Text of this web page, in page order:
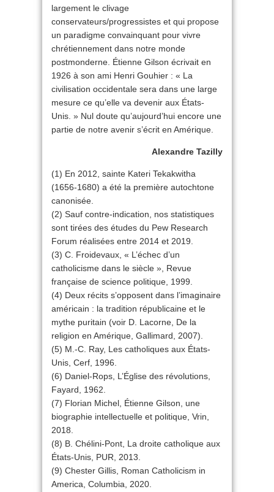
largement le clivage
conservateurs/progressistes et qui propose
un paradigme convainquant pour vivre
chrétiennement dans notre monde
postmonderne. Étienne Gilson écrivait en
1926 à son ami Henri Gouhier : « La
civilisation occidentale sera dans une large
mesure ce qu’elle va devenir aux États-
Unis. » Nul doute qu’aujourd’hui encore une
partie de notre avenir s’écrit en Amérique.
Alexandre Tazilly
(1) En 2012, sainte Kateri Tekakwitha
(1656-1680) a été la première autochtone
canonisée.
(2) Sauf contre-indication, nos statistiques
sont tirées des études du Pew Research
Forum réalisées entre 2014 et 2019.
(3) C. Froidevaux, « L’échec d’un
catholicisme dans le siècle », Revue
française de science politique, 1999.
(4) Deux récits s’opposent dans l’imaginaire
américain : la tradition républicaine et le
mythe puritain (voir D. Lacorne, De la
religion en Amérique, Gallimard, 2007).
(5) M.-C. Ray, Les catholiques aux États-
Unis, Cerf, 1996.
(6) Daniel-Rops, L’Église des révolutions,
Fayard, 1962.
(7) Florian Michel, Étienne Gilson, une
biographie intellectuelle et politique, Vrin,
2018.
(8) B. Chélini-Pont, La droite catholique aux
États-Unis, PUR, 2013.
(9) Chester Gillis, Roman Catholicism in
America, Columbia, 2020.